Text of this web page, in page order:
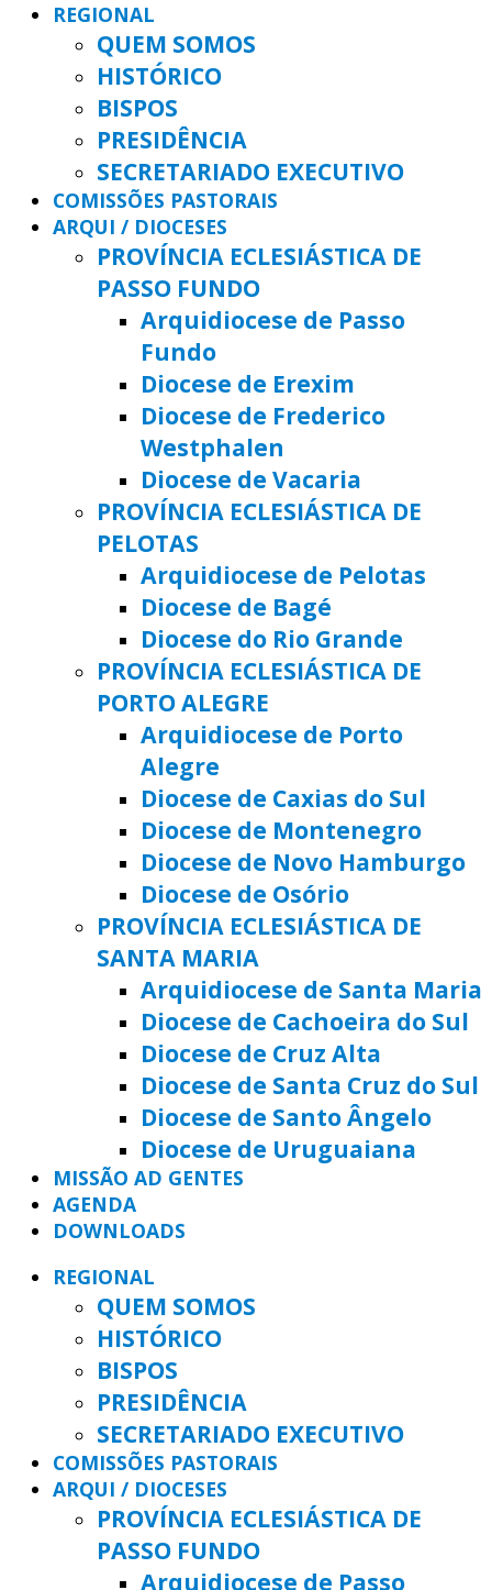
REGIONAL
QUEM SOMOS
HISTÓRICO
BISPOS
PRESIDÊNCIA
SECRETARIADO EXECUTIVO
COMISSÕES PASTORAIS
ARQUI / DIOCESES
PROVÍNCIA ECLESIÁSTICA DE
PASSO FUNDO
Arquidiocese de Passo
Fundo
Diocese de Erexim
Diocese de Frederico
Westphalen
Diocese de Vacaria
PROVÍNCIA ECLESIÁSTICA DE
PELOTAS
Arquidiocese de Pelotas
Diocese de Bagé
Diocese do Rio Grande
PROVÍNCIA ECLESIÁSTICA DE
PORTO ALEGRE
Arquidiocese de Porto
Alegre
Diocese de Caxias do Sul
Diocese de Montenegro
Diocese de Novo Hamburgo
Diocese de Osório
PROVÍNCIA ECLESIÁSTICA DE
SANTA MARIA
Arquidiocese de Santa Maria
Diocese de Cachoeira do Sul
Diocese de Cruz Alta
Diocese de Santa Cruz do Sul
Diocese de Santo Ângelo
Diocese de Uruguaiana
MISSÃO AD GENTES
AGENDA
DOWNLOADS
REGIONAL
QUEM SOMOS
HISTÓRICO
BISPOS
PRESIDÊNCIA
SECRETARIADO EXECUTIVO
COMISSÕES PASTORAIS
ARQUI / DIOCESES
PROVÍNCIA ECLESIÁSTICA DE
PASSO FUNDO
Arquidiocese de Passo